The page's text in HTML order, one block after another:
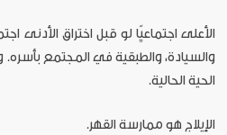
الأعلى اجتماعيًِا لو قبل اختراق الأدنى
والسيادة، والطبقية في المجتمع
الحية الحالية.
الإيلاج هو ممارسة القهر.